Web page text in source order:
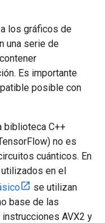
los gráficos de
una serie de
Es importante
posible con
biblioteca C++
no es
cuánticos. En
en el
se utilizan
base de las
AVX2 y